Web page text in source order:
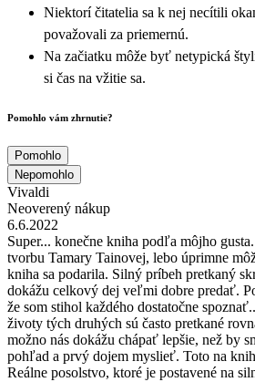
Niektorí čitatelia sa k nej necítili
považovali za priemernú.
Na začiatku môže byť netypická
si čas na vžitie sa.
Pomohlo vám zhrnutie?
Pomohlo
Nepomohlo
Vivaldi
Neoverený nákup
6.6.2022
Super... konečne kniha podľa môjho
tvorbu Tamary Tainovej, lebo úprimne
kniha sa podarila. Silný príbeh pretkaný
dokážu celkový dej veľmi dobre predať.
že som stihol každého dostatočne
životy tých druhých sú často pretkané
možno nás dokážu chápať lepšie, než by
pohľad a prvý dojem myslieť. Toto na
Reálne posolstvo, ktoré je postavené na